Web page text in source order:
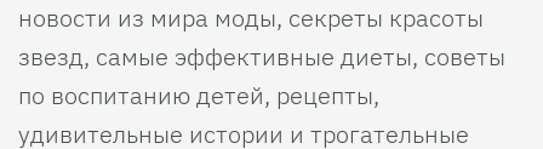
новости из мира моды, секреты красоты
звезд, самые эффективные диеты, советы
по воспитанию детей, рецепты,
удивительные истории и трогательные